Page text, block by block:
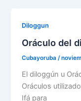
Diloggun
Oráculo del
Cubayoruba/
El diloggún u
Oráculos
Ifá para